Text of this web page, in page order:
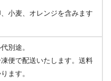
小麦、オレンジを含みます
別途。
便で配送いたします。送料
ます。